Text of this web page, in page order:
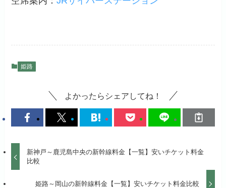
姫路
よかったらシェアしてね！
新神戸～鹿児島中央の新幹線料金【一覧】安いチケット料金
比較
姫路～岡山の新幹線料金【一覧】安いチケット料金比較